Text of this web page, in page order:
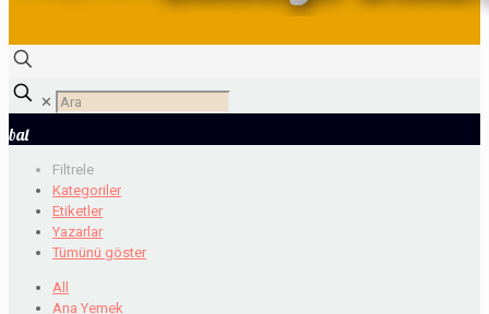
✕
bal
Filtrele
Kategoriler
Etiketler
Yazarlar
Tümünü göster
All
Ana Yemek